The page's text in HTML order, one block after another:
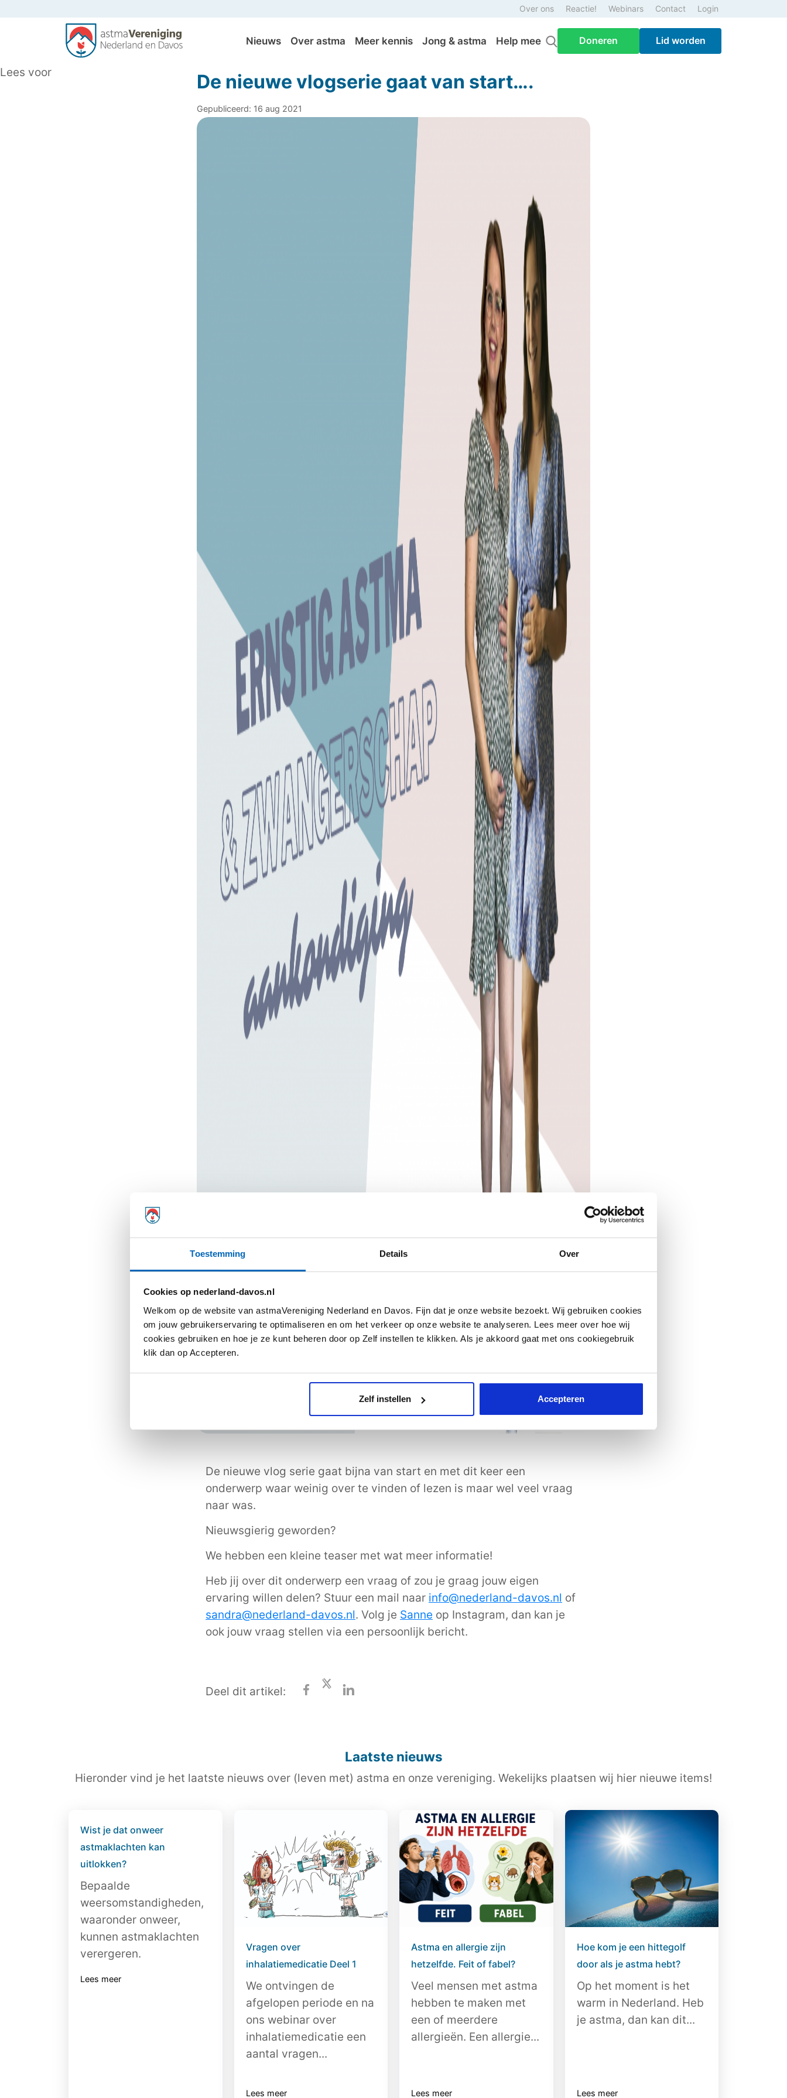
Toestemming Details Over
Cookies op nederland-davos.nl
Welkom op de website van astmaVereniging Nederland en Davos. Fijn dat je onze website bezoekt. Wij gebruiken cookies
om jouw gebruikerservaring te optimaliseren en om het verkeer op onze website te analyseren. Lees meer over hoe wij
cookies gebruiken en hoe je ze kunt beheren door op Zelf instellen te klikken. Als je akkoord gaat met ons cookiegebruik
klik dan op Accepteren.
Zelf instellen Accepteren
Over ons Reactie! Webinars Contact Login
Nieuws Over astma Meer kennis Jong & astma Help mee Doneren Lid worden
Lees voor De nieuwe vlogserie gaat van start….
Gepubliceerd: 16 aug 2021
De nieuwe vlog serie gaat bijna van start en met dit keer een
onderwerp waar weinig over te vinden of lezen is maar wel veel vraag
naar was.
Nieuwsgierig geworden?
We hebben een kleine teaser met wat meer informatie!
Heb jij over dit onderwerp een vraag of zou je graag jouw eigen
ervaring willen delen? Stuur een mail naar info@nederland-davos.nl of
sandra@nederland-davos.nl. Volg je Sanne op Instagram, dan kan je
ook jouw vraag stellen via een persoonlijk bericht.
Deel dit artikel:
Laatste nieuws
Hieronder vind je het laatste nieuws over (leven met) astma en onze vereniging. Wekelijks plaatsen wij hier nieuwe items!
Wist je dat onweer
astmaklachten kan
uitlokken?
Bepaalde
weersomstandigheden,
waaronder onweer,
kunnen astmaklachten
verergeren.
Lees meer
Vragen over
inhalatiemedicatie Deel 1
We ontvingen de
afgelopen periode en na
ons webinar over
inhalatiemedicatie een
aantal vragen...
Lees meer
Astma en allergie zijn
hetzelfde. Feit of fabel?
Veel mensen met astma
hebben te maken met
een of meerdere
allergieën. Een allergie...
Lees meer
Hoe kom je een hittegolf
door als je astma hebt?
Op het moment is het
warm in Nederland. Heb
je astma, dan kan dit...
Lees meer